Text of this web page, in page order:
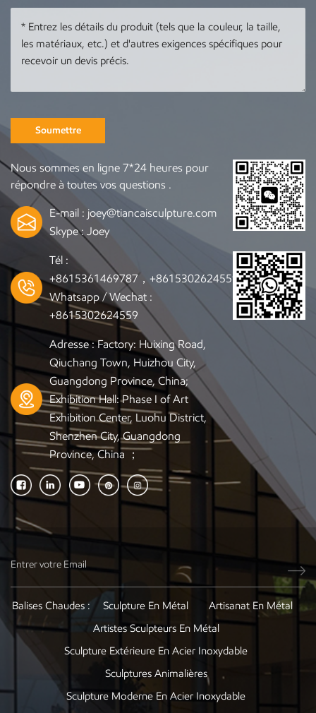
Soumettre
Nous sommes en ligne 7*24 heures pour
répondre à toutes vos questions .
E-mail : joey@tiancaisculpture.com
Skype : Joey
Tél :
+8615361469787，+8615302624559
Whatsapp / Wechat :
+8615302624559
Adresse : Factory: Huixing Road,
Qiuchang Town, Huizhou City,
Guangdong Province, China;
Exhibition Hall: Phase I of Art
Exhibition Center, Luohu District,
Shenzhen City, Guangdong
Province, China ；
Balises Chaudes : Sculpture En Métal
Artisanat En Métal
Artistes Sculpteurs En Métal
Sculpture Extérieure En Acier Inoxydable
Sculptures Animalières
Sculpture Moderne En Acier Inoxydable